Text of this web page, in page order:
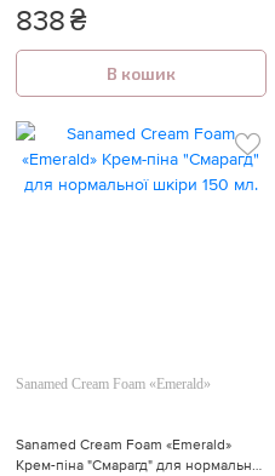
838₴
В кошик
Sanamed Cream Foam «Emerald»
Sanamed Cream Foam «Emerald»
Крем-піна "Смарагд" для нормальної